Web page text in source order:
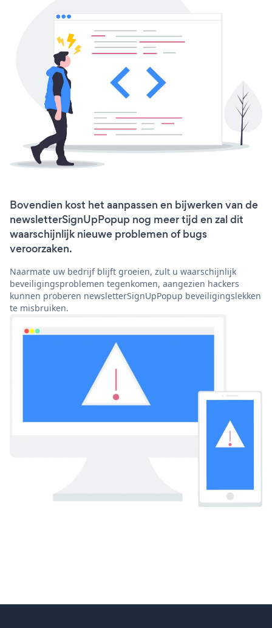
Bovendien kost het aanpassen en bijwerken van de
newsletterSignUpPopup nog meer tijd en zal dit
waarschijnlijk nieuwe problemen of bugs
veroorzaken.
Naarmate uw bedrijf blijft groeien, zult u waarschijnlijk
beveiligingsproblemen tegenkomen, aangezien hackers
kunnen proberen newsletterSignUpPopup beveiligingslekken
te misbruiken.